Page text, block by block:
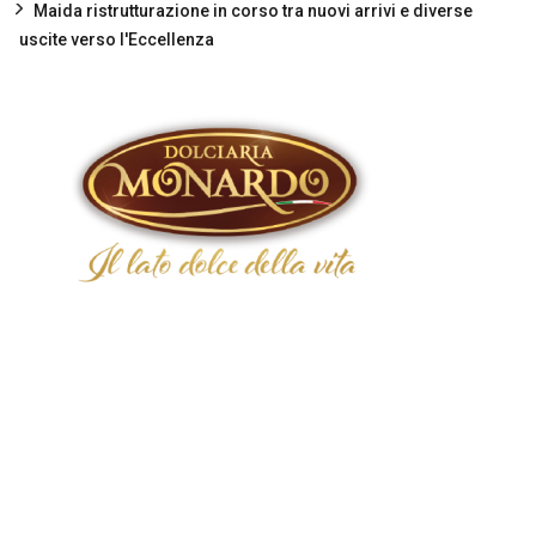
Maida ristrutturazione in corso tra nuovi arrivi e diverse
uscite verso l'Eccellenza